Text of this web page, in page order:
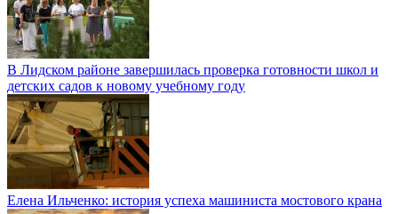
В Лидском районе завершилась проверка готовности школ и
детских садов к новому учебному году
Елена Ильченко: история успеха машиниста мостового крана